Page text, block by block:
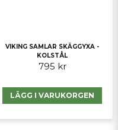
VIKING SAMLAR SKÄGGYXA -
KOLSTÅL
795 kr
LÄGG I VARUKORGEN